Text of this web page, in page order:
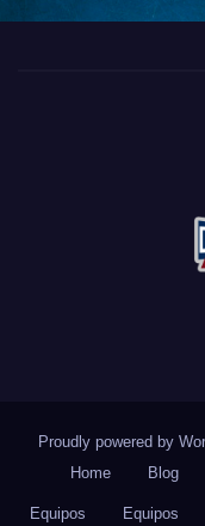
Proudly powered by
Home
Blog
Equipos Equipos